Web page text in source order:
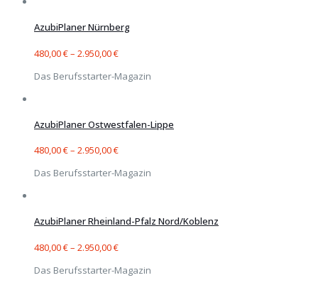
AzubiPlaner Nürnberg
480,00€– 2.950,00€
Das Berufsstarter-Magazin
AzubiPlaner Ostwestfalen-Lippe
480,00€– 2.950,00€
Das Berufsstarter-Magazin
AzubiPlaner Rheinland-Pfalz Nord/Koblenz
480,00€– 2.950,00€
Das Berufsstarter-Magazin